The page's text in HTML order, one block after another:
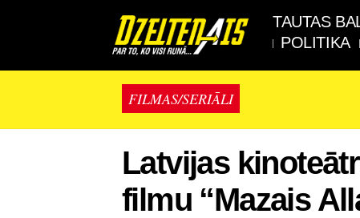
TAUTAS
POLITIKA
FILMAS/SERIĀLI
Latvijas
filmu “Mazais